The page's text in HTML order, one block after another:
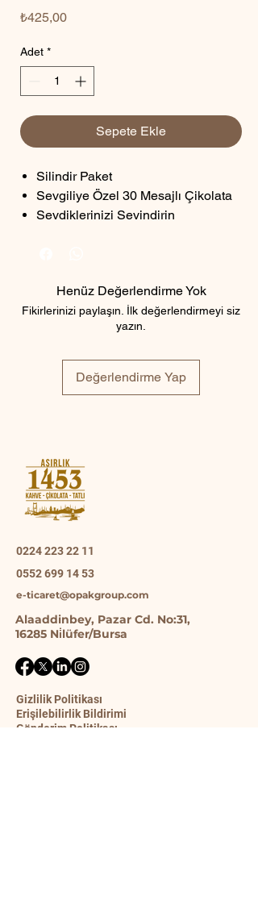
₺425,00Fiyat
Adet *
Sepete Ekle
Silindir Paket
Sevgiliye Özel 30 Mesajlı Çikolata
Sevdiklerinizi Sevindirin
Henüz Değerlendirme Yok
Fikirlerinizi paylaşın. İlk değerlendirmeyi siz
yazın.
Değerlendirme Yap
0224 223 22 11
0552 699 14 53
e-ticaret@opakgroup.com
Alaaddinbey, Pazar Cd. No:31,
16285 Ni̇lüfer/Bursa
Gizlilik Politikası
Erişilebilirlik Bildirimi
Gönderim Politikası